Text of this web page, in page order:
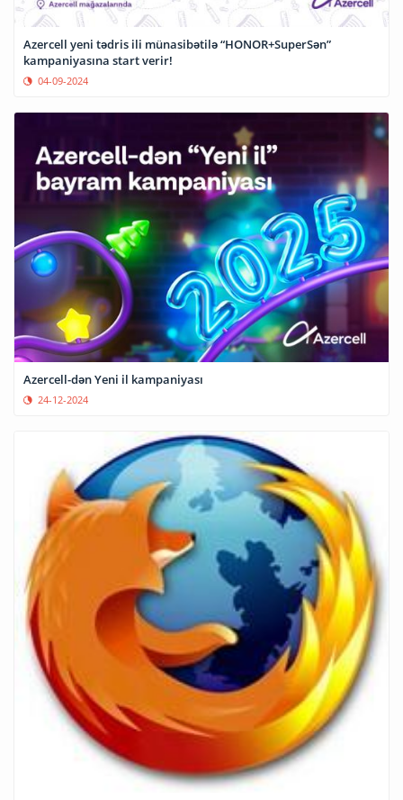
Azercell yeni tədris ili münasibətilə “HONOR+SuperSən”
kampaniyasına start verir!
04-09-2024
Azercell-dən Yeni il kampaniyası
24-12-2024